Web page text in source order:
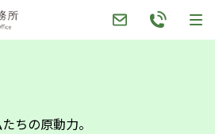
ちの原動力。